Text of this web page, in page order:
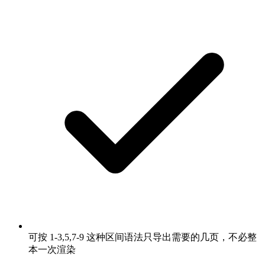
可按 1-3,5,7-9 这种区间语法只导出需要的几页，不必整
本一次渲染